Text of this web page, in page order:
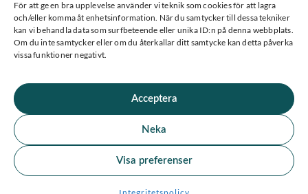
För att ge en bra upplevelse använder vi teknik som cookies för att lagra
och/eller komma åt enhetsinformation. När du samtycker till dessa tekniker
kan vi behandla data som surfbeteende eller unika ID:n på denna webbplats.
Om du inte samtycker eller om du återkallar ditt samtycke kan detta påverka
vissa funktioner negativt.
Acceptera
Neka
Visa preferenser
Konto
★ Trustpilot
Se alla våra omdömen
© 2026 Spashopen. Alla rättigheter förbehållna.